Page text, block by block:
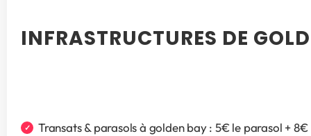
INFRASTRUCTURES DE
Transats & parasols à golden bay : 5€ le parasol +